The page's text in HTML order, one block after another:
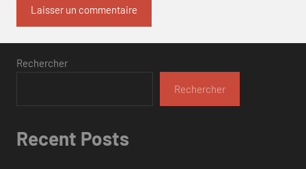
Rechercher
Rechercher
Recent Posts